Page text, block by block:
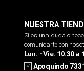
NUESTRA
Si es una duda o
comunicarte con
Lun. - Vie. 10:30 a
Apoquindo